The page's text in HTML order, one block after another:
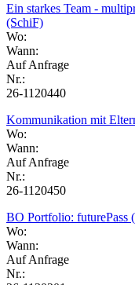
Ein starkes Team -
(SchiF)
Wo:
Wann:
Auf Anfrage
Nr.:
26-1120440
Kommunikation mit
Wo:
Wann:
Auf Anfrage
Nr.:
26-1120450
BO Portfolio: futurePass
Wo:
Wann:
Auf Anfrage
Nr.: